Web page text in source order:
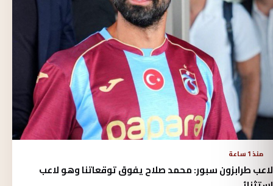
منذ 1 ساعة
لاعب طرابزون سبور: محمد صلاح يفوق توقعاتنا وهو لاعب